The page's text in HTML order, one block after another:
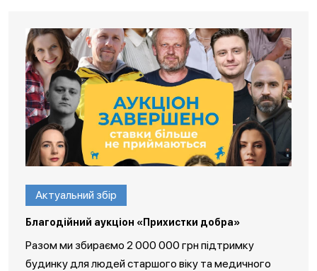
Актуальний збір
Благодійний аукціон «Прихистки добра»
Разом ми збираємо 2 000 000 грн підтримку
будинку для людей старшого віку та медичного